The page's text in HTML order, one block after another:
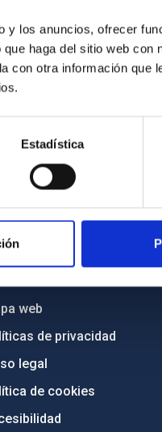
y los anuncios, ofrecer
haga del sitio web con
con otra información que
Estadística
web
de privacidad
legal
de cookies